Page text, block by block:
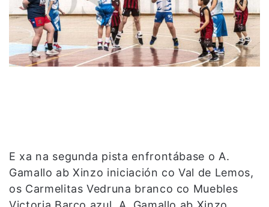
E xa na segunda pista enfrontábase o A.
Gamallo ab Xinzo iniciación co Val de Lemos,
os Carmelitas Vedruna branco co Muebles